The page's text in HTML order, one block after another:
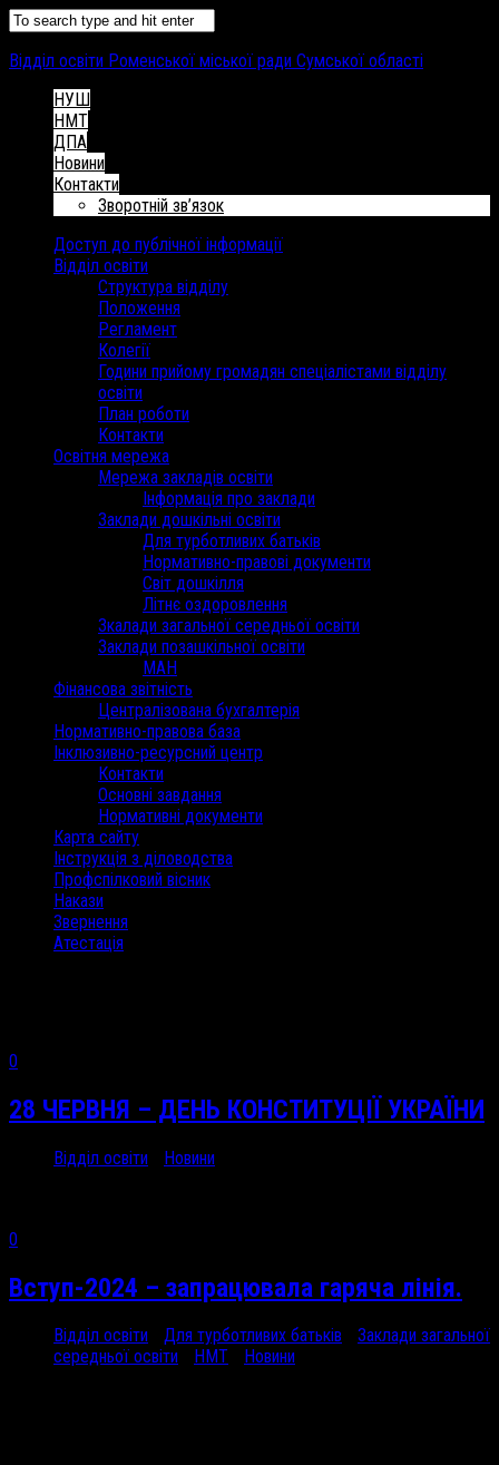
Відділ освіти Роменської міської ради Сумської області
НУШ
НМТ
ДПА
Новини
Контакти
Зворотній зв’язок
Доступ до публічної інформації
Відділ освіти
Структура відділу
Положення
Регламент
Колегії
Години прийому громадян спеціалістами відділу
освіти
План роботи
Контакти
Освітня мережа
Мережа закладів освіти
Інформація про заклади
Заклади дошкільні освіти
Для турботливих батьків
Нормативно-правові документи
Світ дошкілля
Літнє оздоровлення
Зкалади загальної середньої освіти
Заклади позашкільної освіти
МАН
Фінансова звітність
Централізована бухгалтерія
Нормативно-правова база
Інклюзивно-ресурсний центр
Контакти
Основні завдання
Нормативні документи
Карта сайту
Інструкція з діловодства
Профспілковий вісник
Накази
Звернення
Атестація
0
28 ЧЕРВНЯ – ДЕНЬ КОНСТИТУЦІЇ УКРАЇНИ
Відділ освіти
Новини
0
Вступ-2024 – запрацювала гаряча лінія.
Відділ освіти Для турботливих батьків
Заклади загальної
середньої освіти
НМТ
Новини